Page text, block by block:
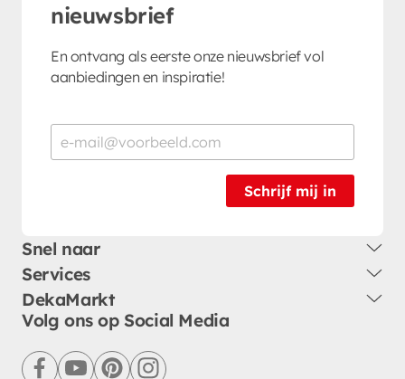
nieuwsbrief
En ontvang als eerste onze nieuwsbrief vol
aanbiedingen en inspiratie!
Schrijf mij in
Snel naar
Services
DekaMarkt
Volg ons op Social Media